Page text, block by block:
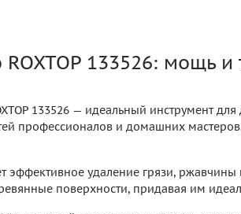
133526: мощь
133526 — идеальный инструмент
профессионалов и домашних
эффективное удаление грязи,
поверхности, придавая им